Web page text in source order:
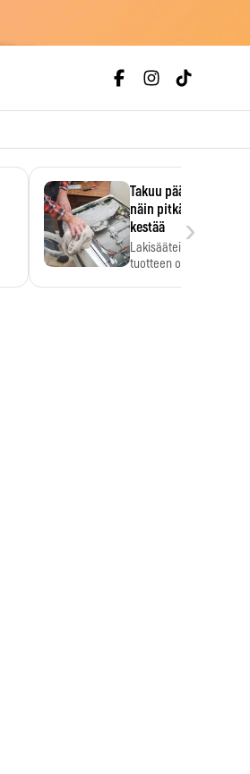
Takuu päättyi,
näin pitkään
kestää
Lakisääteinen
tuotteen oletetun
›